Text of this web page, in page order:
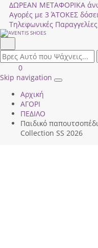
ΔΩΡΕΑΝ ΜΕΤΑΦΟΡΙΚΑ άνω
Αγορές με 3 ΆΤΟΚΕΣ
Τηλεφωνικές Παραγγελίες
field.search
Είσοδος
|
ΚΑΛΑΘΙ
ΑΓΟΡΩΝ
0
Skip navigation
Toggle
Αρχική
ΑΓΟΡΙ
ΠΕΔΙΛΟ
Παιδικό
Collection SS 2026